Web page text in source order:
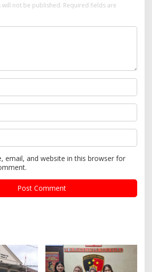
not be published. Required fields are
email, and website in this browser for